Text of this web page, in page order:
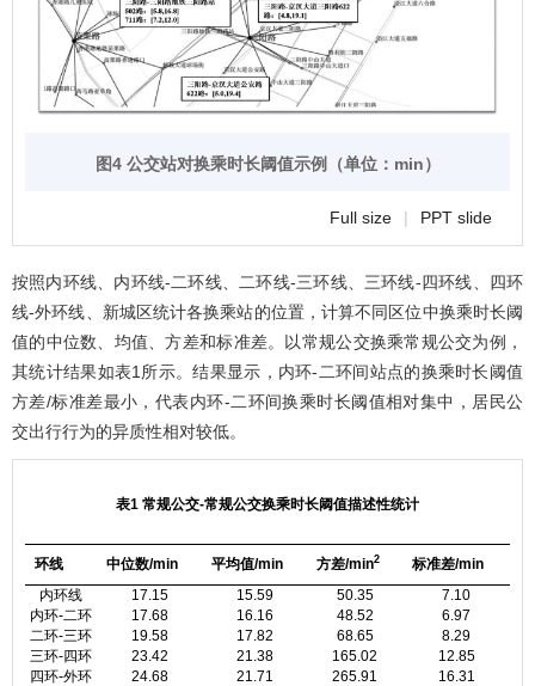
图4 公交站对换乘时长阈值示例（单位：min）
Full size | PPT slide
按照内环线、内环线-二环线、二环线-三环线、三环线-四环线、四环
线-外环线、新城区统计各换乘站的位置，计算不同区位中换乘时长阈
值的中位数、均值、方差和标准差。以常规公交换乘常规公交为例，
其统计结果如表1 所示。结果显示，内环-二环间站点的换乘时长阈值
方差/标准差最小，代表内环-二环间换乘时长阈值相对集中，居民公
交出行行为的异质性相对较低。
表1 常规公交-常规公交换乘时长阈值描述性统计
环线 中位数/min 平均值/min 方差/min2
标准差/min
内环线
17.15 15.59 50.35
7.10
内环-二环
17.68 16.16 48.52
6.97
二环-三环
19.58 17.82 68.65
8.29
三环-四环
23.42 21.38 165.02
12.85
四环-外环
24.68 21.71 265.91
16.31